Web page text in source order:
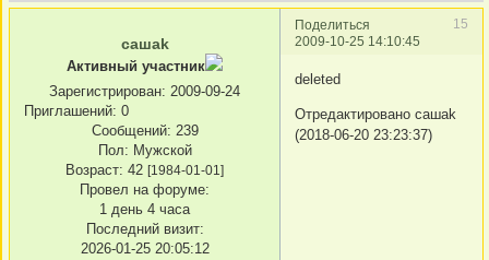
Поделиться
15
2009-10-25 14:10:45
сашаk
Активный участник
Зарегистрирован: 2009-09-24
Приглашений: 0
Сообщений: 239
Пол: Мужской
Возраст: 42 [1984-01-01]
Провел на форуме:
1 день 4 часа
Последний визит:
2026-01-25 20:05:12
deleted
Отредактировано сашаk
(2018-06-20 23:23:37)